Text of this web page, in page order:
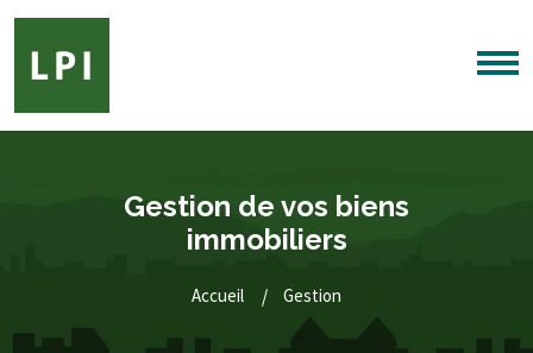
Gestion de vos biens
immobiliers
Accueil Gestion